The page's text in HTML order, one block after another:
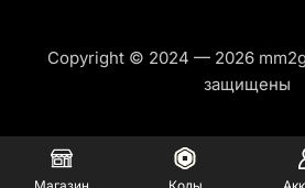
Copyright © 2024 — 2026
защищены